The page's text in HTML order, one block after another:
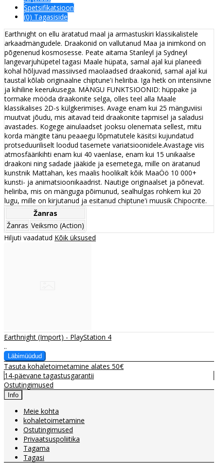
Spetsifikatsioon
(0) Tagasiside
Earthnight on ellu äratatud maal ja armastuskiri klassikalistele
arkaadmängudele. Draakonid on vallutanud Maa ja inimkond on
põgenenud kosmosesse. Peate aitama Stanleyl ja Sydneyl
langevarjuhüpetel tagasi Maale hüpata, samal ajal kui planeedi
kohal hõljuvad massiivsed maolaadsed draakonid, samal ajal kui
taustal kõlab originaalne chiptune'i heliriba. Iga hetk on intensiivne
ja kihiline keerukusega. MÄNGU FUNKTSIOONID: hüppake ja
tormake mööda draakonite selga, olles teel alla Maale
klassikalises 2D-s külgkerimises. Avage enam kui 25 mänguviisi
muutvat jõudu, mis aitavad teid draakonite tapmisel ja saladusi
avastades. Kogege ainulaadset jooksu olenemata sellest, mitu
korda mängite tänu peaaegu lõpmatutele käsitsi kujundatud
protseduuriliselt loodud tasemete variatsioonidele.Avastage viis
atmosfäärikihti enam kui 40 vaenlase, enam kui 15 unikaalse
draakoni ning sadade jääkide ja esemetega, mille on äratanud
kunstnik Mattahan, kes maalis hoolikalt kõik MaaÖö 10 000+
kunsti- ja animatsioonikaadrist. Nautige originaalset ja põnevat.
heliriba, mis on mänguga põimunud, sealhulgas rohkem kui 20
lugu, mille on kirjutanud ja esitanud chiptune'i muusik Chipocrite.
Žanras
Žanras Veiksmo (Action)
Hiljuti vaadatud Kõik üksused
Earthnight (Import) - PlayStation 4
..
Tasuta kohaletoimetamine alates 50€
14-päevane tagastusgarantii
Ostutingimused
Info
Meie kohta
kohaletoimetamine
Ostutingimused
Privaatsuspoliitika
Tagama
Tagasi